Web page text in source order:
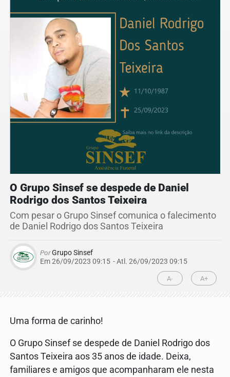
O Grupo Sinsef se despede de Daniel
Rodrigo dos Santos Teixeira
Com pesar o Grupo Sinsef comunica o falecimento
de Daniel Rodrigo dos Santos Teixeira
PorGrupo Sinsef
Em 26/09/2023 09:15 - Atl. 26/09/2023 09:15
A- A+
Uma forma de carinho!
O Grupo Sinsef se despede de Daniel Rodrigo dos
Santos Teixeira aos 35 anos de idade. Deixa,
familiares e amigos que acompanharam ele nesta